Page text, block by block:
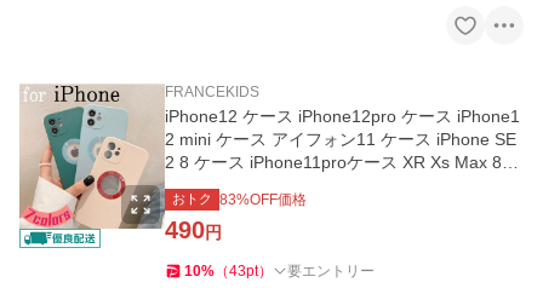
FRANCEKIDS
iPhone12 ケース iPhone12pro ケース iPhone1
2 mini ケース アイフォン11 ケース iPhone SE
2 8 ケース iPhone11proケース XR Xs Max 8pl
us ケース 耐衝撃
おトク 83%OFF価格
490円
10% （43pt） 要エントリー